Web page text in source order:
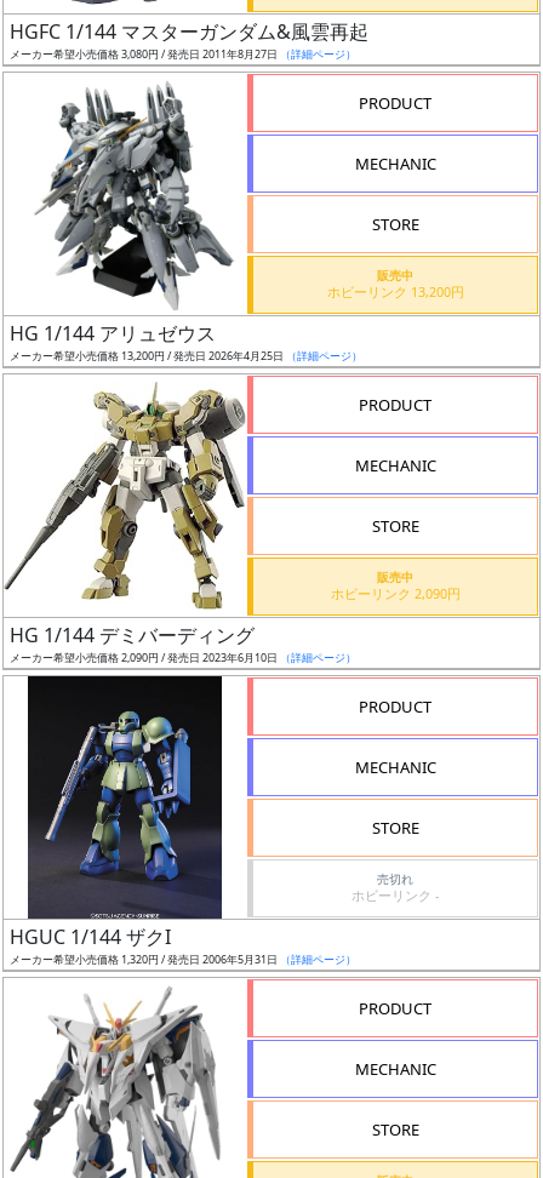
ー
ズ・
タ
状
況
売
切
抽
選
中
HGFC 1/144 マスターガンダム&風雲再起
メーカー希望小売価格 3,080円 / 発売日 2011年8月27日 （詳細ページ）
PRODUCT
MECHANIC
STORE
販売中
ホビーリンク 13,200円
HG 1/144 アリュゼウス
メーカー希望小売価格 13,200円 / 発売日 2026年4月25日 （詳細ページ）
PRODUCT
MECHANIC
STORE
販売中
ホビーリンク 2,090円
HG 1/144 デミバーディング
メーカー希望小売価格 2,090円 / 発売日 2023年6月10日 （詳細ページ）
PRODUCT
MECHANIC
STORE
売切れ
ホビーリンク -
HGUC 1/144 ザクI
メーカー希望小売価格 1,320円 / 発売日 2006年5月31日 （詳細ページ）
PRODUCT
MECHANIC
STORE